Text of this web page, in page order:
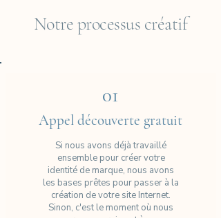
Notre processus créatif
01
Appel découverte gratuit
Si nous avons déjà travaillé
ensemble pour créer votre
identité de marque, nous avons
les bases prêtes pour passer à la
création de votre site Internet.
Sinon, c'est le moment où nous